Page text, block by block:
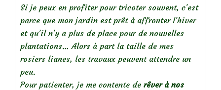
Si je peux en profiter pour tricoter souvent, c’est
parce que mon jardin est prêt à affronter l’hiver
et qu’il n’y a plus de place pour de nouvelles
plantations… Alors à part la taille de mes
rosiers lianes, les travaux peuvent attendre un
peu.
Pour patienter, je me contente de rêver à nos